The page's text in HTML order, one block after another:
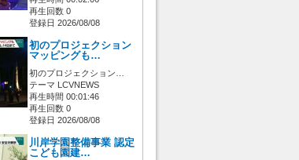
再生回数 0
登録日 2026/08/08
初のプロジェクション
マッピングも…
初のプロジェクション…
テーマ LCVNEWS
再生時間 00:01:46
再生回数 0
登録日 2026/08/08
川岸学園整備事業 認定
こども園建…